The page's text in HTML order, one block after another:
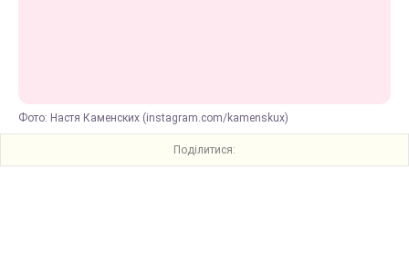
Фото: Настя Каменских (instagram.com/kamenskux)
Поділитися: